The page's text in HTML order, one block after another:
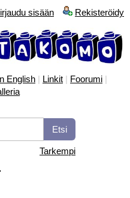
sisään Rekisteröidy
English | Linkit | Foorumi |
Tarkempi